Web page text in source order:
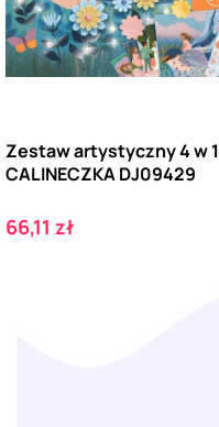
Zestaw artystyczny 4 w 1
CALINECZKA DJ09429
Cena
66,11 zł